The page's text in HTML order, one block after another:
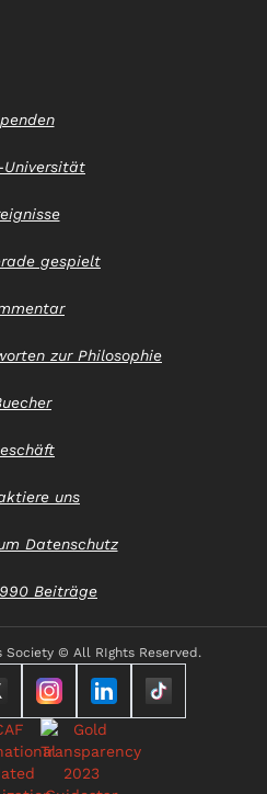
gespielt
zur Philosophie
uns
Datenschutz
Beiträge
Society © All RIghts Reserved.